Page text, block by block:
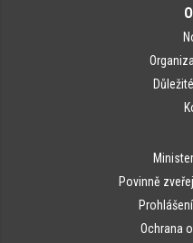
Povinně
Ochrana